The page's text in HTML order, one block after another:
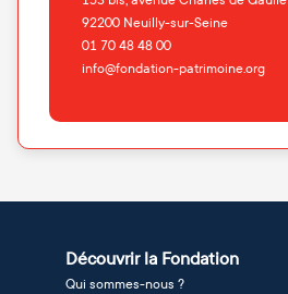
92200 Neuilly-sur-Seine
01 70 48 48 00
info@fondation-patrimoine.org
Découvrir la Fondation
Qui sommes-nous ?